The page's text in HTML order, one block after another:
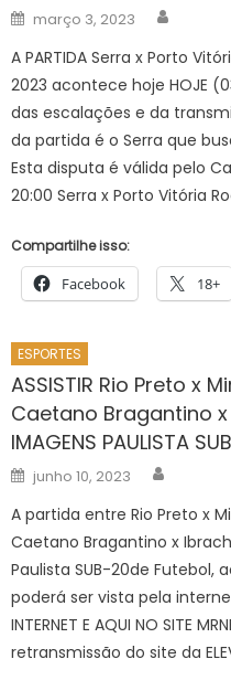
Posted
on
março 3, 2023
A PARTIDA Serra x Porto
2023 acontece hoje HOJE
das escalações e da
da partida é o Serra que
Esta disputa é válida pelo
20:00 Serra x Porto Vitória
Compartilhe isso:
Facebook 18+
ESPORTES
ASSISTIR Rio Preto x
Caetano Bragantino x
IMAGENS PAULISTA
Posted
on
junho 10, 2023
A partida entre Rio Preto x
Caetano Bragantino x
Paulista SUB-20de Futebol,
poderá ser vista pela internet,
INTERNET E AQUI NO SITE
retransmissão do site da